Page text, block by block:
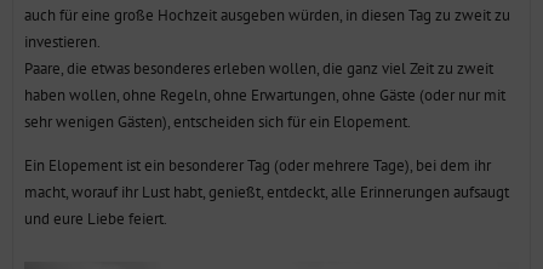
auch für eine große Hochzeit ausgeben würden, in diesen Tag zu zweit zu
investieren.
Paare, die etwas besonderes erleben wollen, die ganz viel Zeit zu zweit
haben wollen, ohne Regeln, ohne Erwartungen, ohne Gäste (oder nur mit
sehr wenigen Gästen), entscheiden sich für ein Elopement.
Ein Elopement ist ein besonderer Tag (oder mehrere Tage), bei dem ihr
macht, worauf ihr Lust habt, genießt, entdeckt, alle Erinnerungen aufsaugt
und eure Liebe feiert.